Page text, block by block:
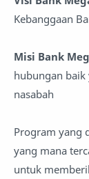
Kebanggaan
Misi Bank
hubungan
nasabah
Program yang
yang mana
untuk